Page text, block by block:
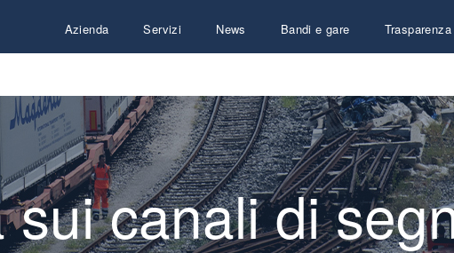
Azienda Servizi News Bandi e gare Trasparenza
sui canali di